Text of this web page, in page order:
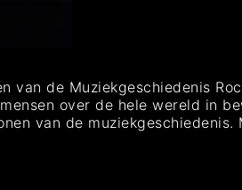
van de Muziekgeschiedenis
over de hele wereld in
van de